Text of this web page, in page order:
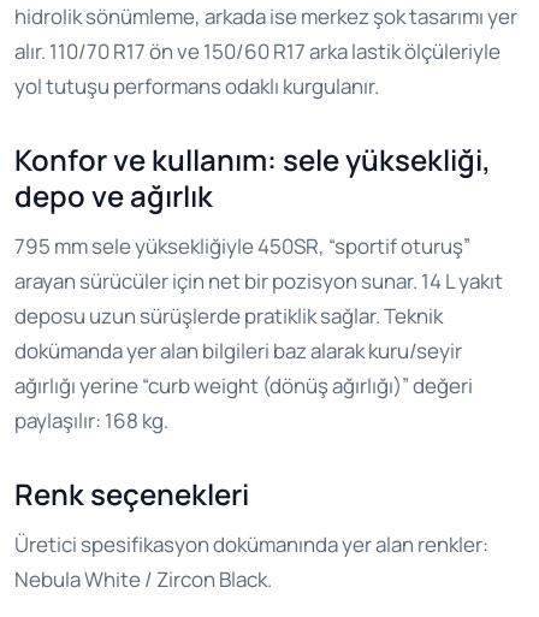
hidrolik sönümleme, arkada ise merkez şok tasarımı yer
alır. 110/70 R17 ön ve 150/60 R17 arka lastik ölçüleriyle
yol tutuşu performans odaklı kurgulanır.
Konfor ve kullanım: sele yüksekliği,
depo ve ağırlık
795 mm sele yüksekliğiyle 450SR, “sportif oturuş”
arayan sürücüler için net bir pozisyon sunar. 14 L yakıt
deposu uzun sürüşlerde pratiklik sağlar. Teknik
dokümanda yer alan bilgileri baz alarak kuru/seyir
ağırlığı yerine “curb weight (dönüş ağırlığı)” değeri
paylaşılır: 168 kg.
Renk seçenekleri
Üretici spesifikasyon dokümanında yer alan renkler:
Nebula White / Zircon Black.